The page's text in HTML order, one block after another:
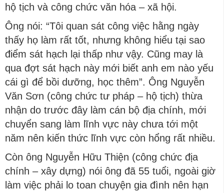
hộ tịch và công chức văn hóa – xã hội.
Ông nói: “Tôi quan sát công việc hằng ngày
thấy họ làm rất tốt, nhưng không hiểu tại sao
điểm sát hạch lại thấp như vậy. Cũng may là
qua đợt sát hạch này mới biết anh em nào yếu
cái gì để bồi dưỡng, học thêm”. Ông Nguyễn
Văn Sơn (công chức tư pháp – hộ tịch) thừa
nhận do trước đây làm cán bộ địa chính, mới
chuyển sang làm lĩnh vực này chưa tới một
năm nên kiến thức lĩnh vực còn hổng rất nhiều.
Còn ông Nguyễn Hữu Thiện (công chức địa
chính – xây dựng) nói ông đã 55 tuổi, ngoài giờ
làm việc phải lo toan chuyện gia đình nên hạn